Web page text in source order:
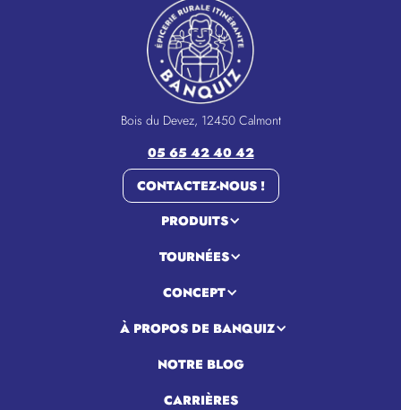
Bois du Devez, 12450 Calmont
05 65 42 40 42
CONTACTEZ-NOUS !
PRODUITS
TOURNÉES
CONCEPT
À PROPOS DE BANQUIZ
NOTRE BLOG
CARRIÈRES